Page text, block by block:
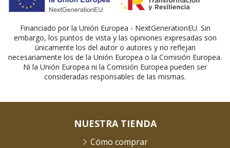
Financiado por la Unión Europea - NextGenerationEU. Sin
embargo, los puntos de vista y las opiniones expresadas son
únicamente los del autor o autores y no reflejan
necesariamente los de la Unión Europea o la Comisión Europea.
Ni la Unión Europea ni la Comisión Europea pueden ser
consideradas responsables de las mismas.
NUESTRA TIENDA
Cómo comprar